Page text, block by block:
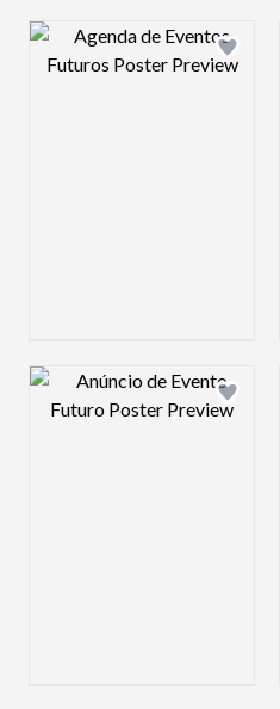
Design preview
Design preview